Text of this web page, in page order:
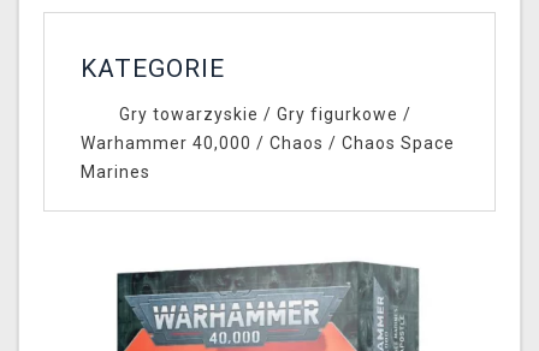
KATEGORIE
Gry towarzyskie / Gry figurkowe /
Warhammer 40,000 / Chaos / Chaos Space
Marines